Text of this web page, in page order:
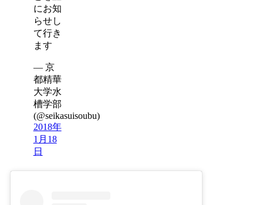
にお知
らせし
て行き
ます
— 京
都精華
大学水
槽学部
(@seikasuisoubu)
2018年
1月18
日